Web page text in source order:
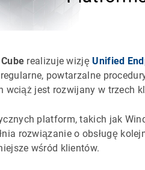
realizuje wizjęUnified
powtarzalne
wciąż jest rozwijany w trzech
platform, takich jak
rozwiązanie o obsługę
wśród klientów.